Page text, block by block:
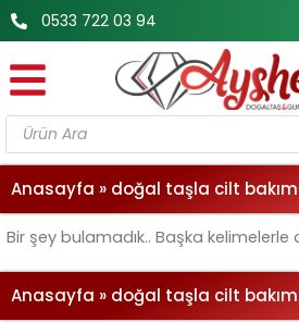
İçeriğe
atla
0533 722 03 94
Products
search
Anasayfa » doğal taşla cilt
Bir şey bulamadık.. Başka kelimelerle
Anasayfa » doğal taşla cilt